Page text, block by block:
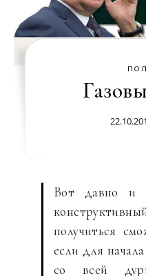
Вот давно и
получиться
если для
со всей